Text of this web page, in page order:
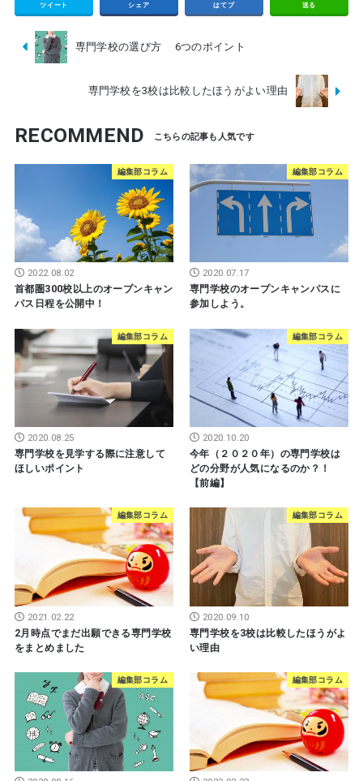
ツイート シェア はてブ 送る
専門学校の選び方 6つのポイント
専門学校を3校は比較したほうがよい理由
RECOMMEND
編集部コラム
2022.08.02
首都圏300校以上のオープンキャン
パス日程を公開中！
編集部コラム
2020.07.17
専門学校のオープンキャンパスに
参加しよう。
編集部コラム
2020.08.25
専門学校を見学する際に注意して
ほしいポイント
編集部コラム
2020.10.20
今年（２０２０年）の専門学校は
どの分野が人気になるのか？！
【前編】
編集部コラム
2021.02.22
2月時点でまだ出願できる専門学校
をまとめました
編集部コラム
2020.09.10
専門学校を3校は比較したほうがよ
い理由
編集部コラム 編集部コラム